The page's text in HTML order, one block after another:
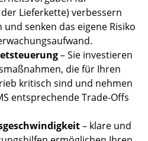
Lieferkette) verbessern
senken das eigene Risiko
– Sie investieren
die für Ihren
kritisch sind und nehmen
entsprechende Trade-Offs
– klare und